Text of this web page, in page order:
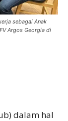
sebagai Anak
Argos Georgia di
dalam hal